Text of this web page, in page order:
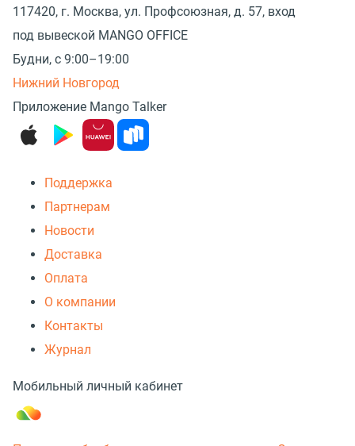
117420, г. Москва, ул. Профсоюзная, д. 57, вход
под вывеской MANGO OFFICE
Будни, с 9:00–19:00
Нижний Новгород
Приложение Mango Talker
Поддержка
Партнерам
Новости
Доставка
Оплата
О компании
Контакты
Журнал
Мобильный личный кабинет